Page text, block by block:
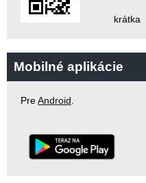
krátka
Mobilné aplikácie
PreAndroid.